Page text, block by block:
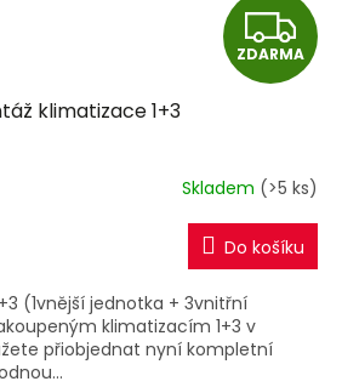
Z
D
R
M
A
ZDARMA
klimatizace 1+3
Skladem (>5 ks)
Do košíku
(1vnější jednotka + 3vnitřní
klimatizacím 1+3 v
přiobjednat nyní kompletní